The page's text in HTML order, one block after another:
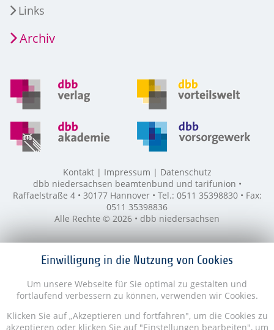
Einwilligung in die Nutzung von Cookies
Um unsere Webseite für Sie optimal zu gestalten und
fortlaufend verbessern zu können, verwenden wir Cookies.
Klicken Sie auf „Akzeptieren und fortfahren", um die Cookies zu
akzeptieren oder klicken Sie auf "Einstellungen bearbeiten", um
Links
Archiv
Kontakt Impressum
Datenschutz
dbb niedersachsen beamtenbund und tarifunion •
Raffaelstraße 4 • 30177 Hannover • Tel.: 0511 35398830 • Fax:
0511 35398836
Alle Rechte © 2026 • dbb niedersachsen